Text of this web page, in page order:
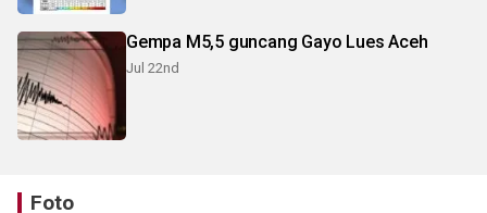
Gempa M5,5 guncang Gayo Lues Aceh
Jul 22nd
Foto